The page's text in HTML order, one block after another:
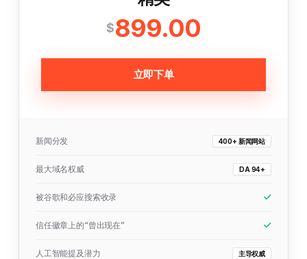
$899.00
立即下单
新闻分发 400+ 新闻网站
最大域名权威 DA 94+
被谷歌和必应搜索收录
信任徽章上的“曾出现在”
人工智能提及潜力 主导权威